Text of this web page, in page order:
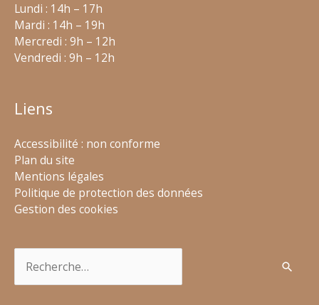
Lundi : 14h – 17h
Mardi : 14h – 19h
Mercredi : 9h – 12h
Vendredi : 9h – 12h
Liens
Accessibilité : non conforme
Plan du site
Mentions légales
Politique de protection des données
Gestion des cookies